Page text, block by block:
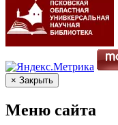
× Закрыть
Меню сайта